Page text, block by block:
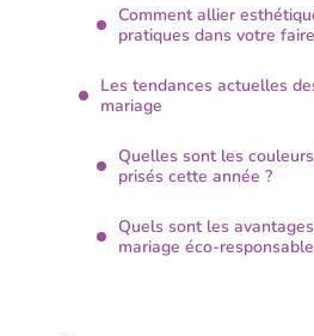
Comment allier
pratiques dans votre
Les tendances actuelles
mariage
Quelles sont les
prisés cette année ?
Quels sont les
mariage éco-